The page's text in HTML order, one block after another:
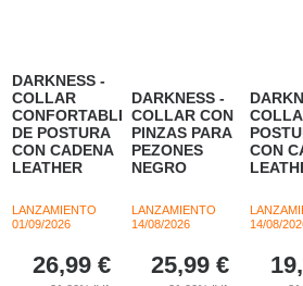
DARKNESS -
COLLAR
CONFORTABLE
DE POSTURA
CON CADENA
LEATHER
LANZAMIENTO
01/09/2026
26,99 €
DARKNESS -
COLLAR CON
PINZAS PARA
PEZONES
NEGRO
LANZAMIENTO
14/08/2026
25,99 €
CON
14/08/